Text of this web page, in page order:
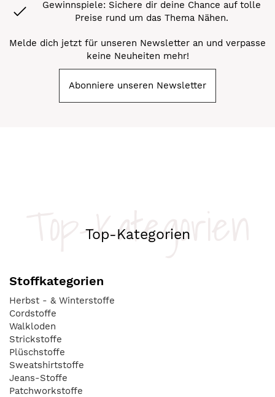
Gewinnspiele: Sichere dir deine Chance auf tolle
Preise rund um das Thema Nähen.
Melde dich jetzt für unseren Newsletter an und verpasse
keine Neuheiten mehr!
Abonniere unseren Newsletter
Top-Kategorien
Top-Kategorien
Stoffkategorien
Herbst - & Winterstoffe
Cordstoffe
Walkloden
Strickstoffe
Plüschstoffe
Sweatshirtstoffe
Jeans-Stoffe
Patchworkstoffe